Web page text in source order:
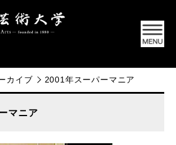
カイブ 2001年スーパーマニア
マニア